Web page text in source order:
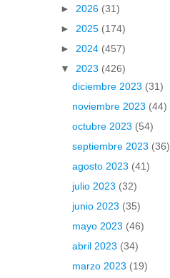
► 2026 (31)
► 2025 (174)
► 2024 (457)
▼ 2023 (426)
diciembre 2023 (31)
noviembre 2023 (44)
octubre 2023 (54)
septiembre 2023 (36)
agosto 2023 (41)
julio 2023 (32)
junio 2023 (35)
mayo 2023 (46)
abril 2023 (34)
marzo 2023 (19)